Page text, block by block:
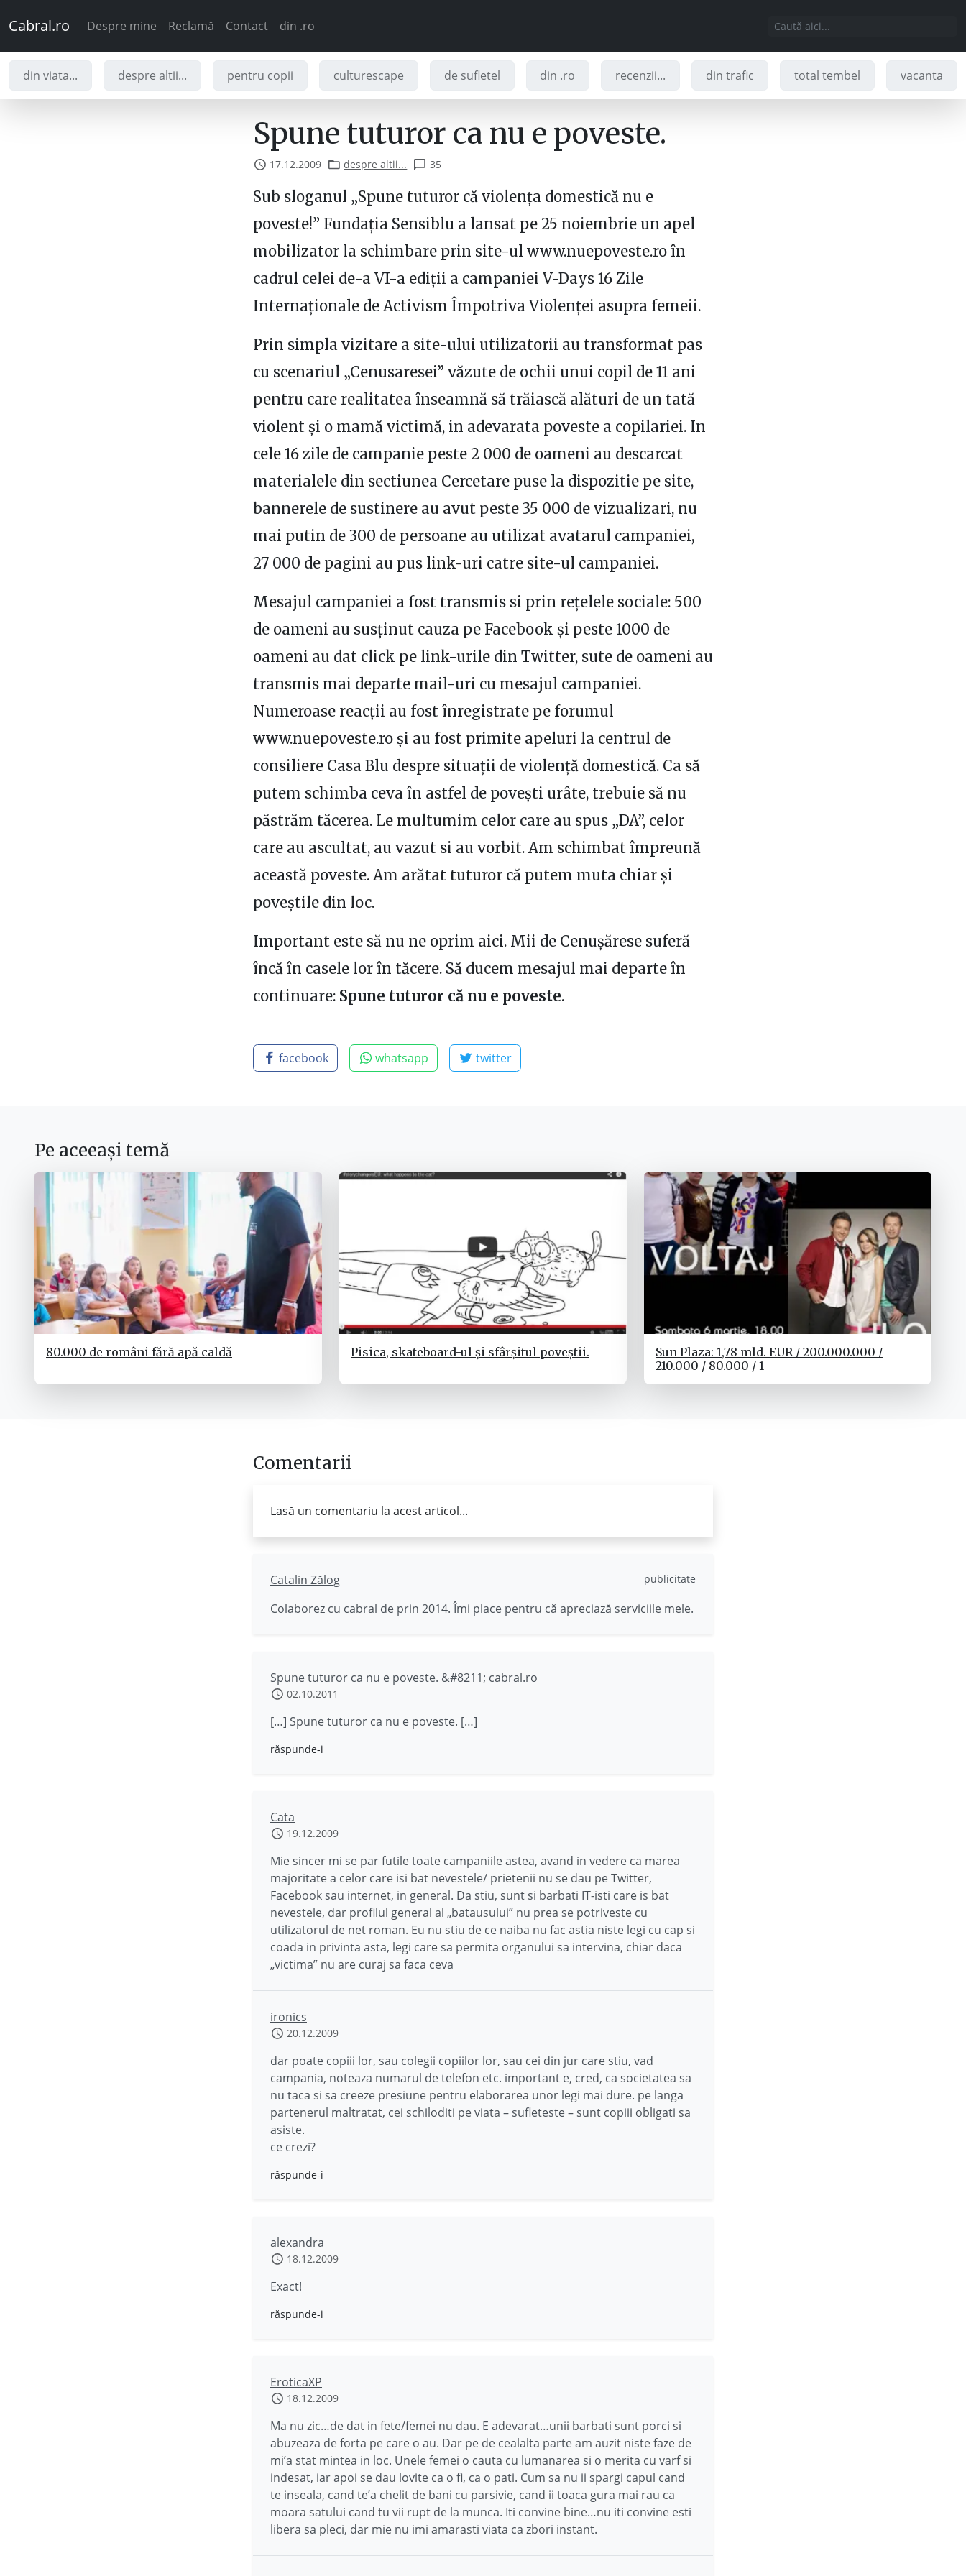
Cabral.ro Despre mine Reclamă Contact din .ro
din viata... despre altii... pentru copii culturescape de sufletel din .ro recenzii... din trafic total tembel vacanta
Spune tuturor ca nu e poveste.
17.12.2009 despre altii... 35
Sub sloganul „Spune tuturor că violenţa domestică nu e
poveste!” Fundaţia Sensiblu a lansat pe 25 noiembrie un apel
mobilizator la schimbare prin site-ul www.nuepoveste.ro în
cadrul celei de-a VI-a ediţii a campaniei V-Days 16 Zile
Internaţionale de Activism Împotriva Violenţei asupra femeii.
Prin simpla vizitare a site-ului utilizatorii au transformat pas
cu scenariul „Cenusaresei” văzute de ochii unui copil de 11 ani
pentru care realitatea înseamnă să trăiască alături de un tată
violent şi o mamă victimă, in adevarata poveste a copilariei. In
cele 16 zile de campanie peste 2 000 de oameni au descarcat
materialele din sectiunea Cercetare puse la dispozitie pe site,
bannerele de sustinere au avut peste 35 000 de vizualizari, nu
mai putin de 300 de persoane au utilizat avatarul campaniei,
27 000 de pagini au pus link-uri catre site-ul campaniei.
Mesajul campaniei a fost transmis si prin reţelele sociale: 500
de oameni au susţinut cauza pe Facebook şi peste 1000 de
oameni au dat click pe link-urile din Twitter, sute de oameni au
transmis mai departe mail-uri cu mesajul campaniei.
Numeroase reacţii au fost înregistrate pe forumul
www.nuepoveste.ro şi au fost primite apeluri la centrul de
consiliere Casa Blu despre situaţii de violenţă domestică. Ca să
putem schimba ceva în astfel de poveşti urâte, trebuie să nu
păstrăm tăcerea. Le multumim celor care au spus „DA”, celor
care au ascultat, au vazut si au vorbit. Am schimbat împreună
această poveste. Am arătat tuturor că putem muta chiar şi
poveştile din loc.
Important este să nu ne oprim aici. Mii de Cenuşărese suferă
încă în casele lor în tăcere. Să ducem mesajul mai departe în
continuare: Spune tuturor că nu e poveste.
facebook whatsapp twitter
Pe aceeași temă
80.000 de români fără apă caldă Pisica, skateboard-ul și sfârșitul poveștii.
Sun Plaza: 1,78 mld. EUR / 200.000.000 /
210.000 / 80.000 / 1
Comentarii
Lasă un comentariu la acest articol...
Catalin Zălog publicitate
Colaborez cu cabral de prin 2014. Îmi place pentru că apreciază serviciile mele.
Spune tuturor ca nu e poveste. &#8211; cabral.ro
02.10.2011
[…] Spune tuturor ca nu e poveste. […]
răspunde-i
Cata
19.12.2009
Mie sincer mi se par futile toate campaniile astea, avand in vedere ca marea
majoritate a celor care isi bat nevestele/ prietenii nu se dau pe Twitter,
Facebook sau internet, in general. Da stiu, sunt si barbati IT-isti care is bat
nevestele, dar profilul general al „batausului” nu prea se potriveste cu
utilizatorul de net roman. Eu nu stiu de ce naiba nu fac astia niste legi cu cap si
coada in privinta asta, legi care sa permita organului sa intervina, chiar daca
„victima” nu are curaj sa faca ceva
ironics
20.12.2009
dar poate copiii lor, sau colegii copiilor lor, sau cei din jur care stiu, vad
campania, noteaza numarul de telefon etc. important e, cred, ca societatea sa
nu taca si sa creeze presiune pentru elaborarea unor legi mai dure. pe langa
partenerul maltratat, cei schiloditi pe viata – sufleteste – sunt copiii obligati sa
asiste.
ce crezi?
răspunde-i
alexandra
18.12.2009
Exact!
răspunde-i
EroticaXP
18.12.2009
Ma nu zic…de dat in fete/femei nu dau. E adevarat…unii barbati sunt porci si
abuzeaza de forta pe care o au. Dar pe de cealalta parte am auzit niste faze de
mi’a stat mintea in loc. Unele femei o cauta cu lumanarea si o merita cu varf si
indesat, iar apoi se dau lovite ca o fi, ca o pati. Cum sa nu ii spargi capul cand
te inseala, cand te’a chelit de bani cu parsivie, cand ii toaca gura mai rau ca
moara satului cand tu vii rupt de la munca. Iti convine bine…nu iti convine esti
libera sa pleci, dar mie nu imi amarasti viata ca zbori instant.